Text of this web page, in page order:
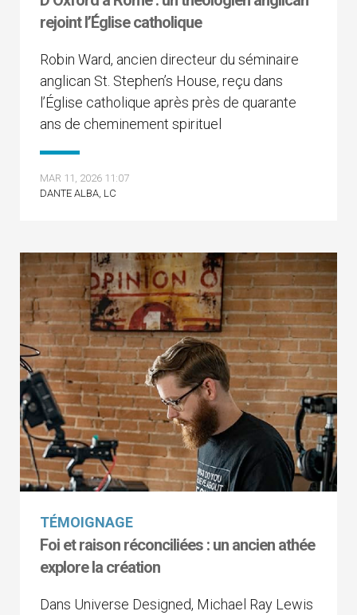
rejoint l’Église catholique
Robin Ward, ancien directeur du séminaire
anglican St. Stephen’s House, reçu dans
l’Église catholique après près de quarante
ans de cheminement spirituel
MAR 11, 2026 11:07
DANTE ALBA, LC
TÉMOIGNAGE
Foi et raison réconciliées : un ancien athée
explore la création
Dans Universe Designed, Michael Ray Lewis